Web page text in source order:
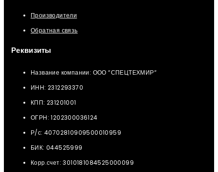
Производители
Обратная связь
Реквизиты
Название компании: ООО “СПЕЦТЕХМИР“
ИНН: 2312293370
КПП: 231201001
ОГРН: 1202300036124
Р/с: 40702810909500010959
БИК: 044525999
Корр.счет: 3010181084525000099